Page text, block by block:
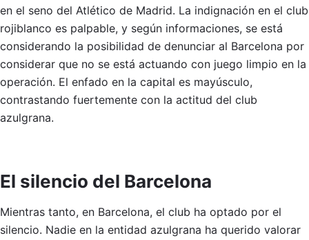
en el seno del Atlético de Madrid. La indignación en el club
rojiblanco es palpable, y según informaciones, se está
considerando la posibilidad de denunciar al Barcelona por
considerar que no se está actuando con juego limpio en la
operación. El enfado en la capital es mayúsculo,
contrastando fuertemente con la actitud del club
azulgrana.
El silencio del Barcelona
Mientras tanto, en Barcelona, el club ha optado por el
silencio. Nadie en la entidad azulgrana ha querido valorar